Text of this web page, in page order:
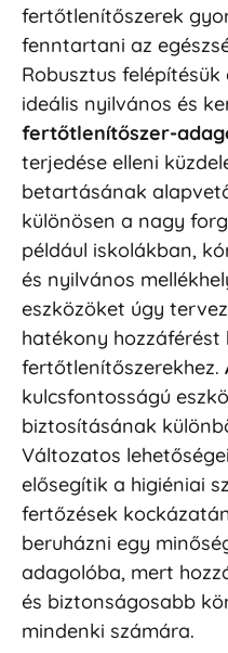
fertőtlenítőszerek
fenntartani az
Robusztus
ideális nyilvános és
fertőtlenítőszer-
terjedése elleni
betartásának
különösen a nagy
például iskolákban,
és nyilvános
eszközöket úgy
hatékony
fertőtlenítőszerekhez.
kulcsfontosságú
biztosításának
Változatos
elősegítik a higiéniai
fertőzések
beruházni egy
adagolóba, mert
és biztonságosabb
mindenki számára.